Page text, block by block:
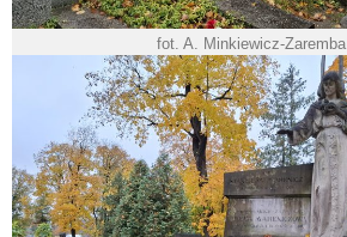
fot. A. Minkiewicz-Zaremba